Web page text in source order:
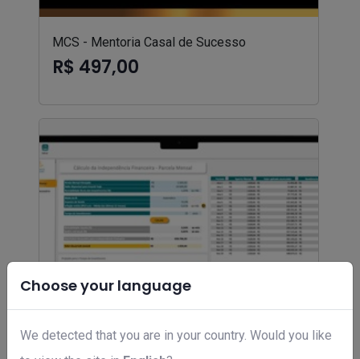
Choose your language
We detected that you are in your country. Would you like
MCS - Mentoria Casal de Sucesso
R$ 497,00